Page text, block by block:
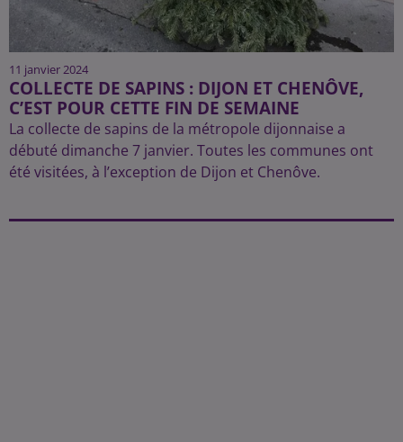
11 janvier 2024
COLLECTE DE SAPINS : DIJON ET CHENÔVE,
C’EST POUR CETTE FIN DE SEMAINE
La collecte de sapins de la métropole dijonnaise a
débuté dimanche 7 janvier. Toutes les communes ont
été visitées, à l’exception de Dijon et Chenôve.